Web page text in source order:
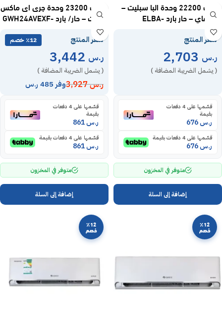
مكيف 22200 وحدة البا سبليت –
واي فاي – حار بارد ELBA-
24HRB24
سعر المنتج
ر.س
( يشمل الضريبة المضافة )
قسّمها على 4 دفعات
بقيمة
ر.س
قسّمها على 4 دفعات بقيمة
ر.س
متوفر في المخزون
إضافة إلى السلة
مكيف 23200 وحدة جرى اى ماكس
سبليت – حار/ بارد GWH24AVEXF-
D6NTA1A
سعر المنتج ٪12 خصم
ر.س
( يشمل الضريبة المضافة )
ر.س3,927 وفر 485 ر.س
قسّمها على 4 دفعات
بقيمة
ر.س
قسّمها على 4 دفعات بقيمة
ر.س
متوفر في المخزون
إضافة إلى السلة
٪12
خصم
٪12
خصم